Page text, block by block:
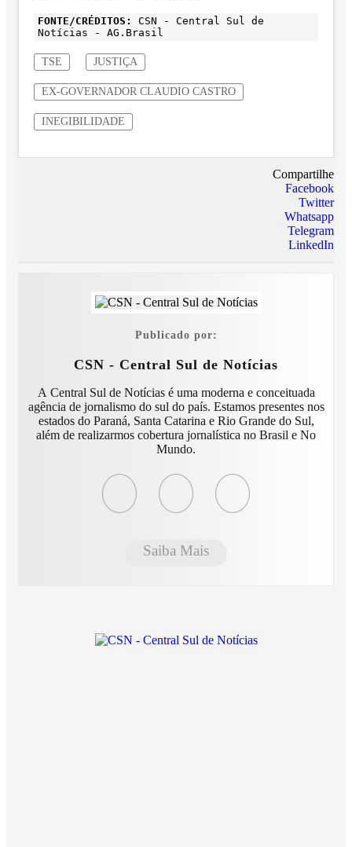
FONTE/CRÉDITOS:
CSN - Central Sul de
Notícias - AG.Brasil
TSE JUSTIÇA
EX-GOVERNADOR CLAUDIO CASTRO
INEGIBILIDADE
Compartilhe
Facebook
Twitter
Whatsapp
Telegram
LinkedIn
Publicado por:
CSN - Central Sul de Notícias
A Central Sul de Notícias é uma moderna e conceituada
agência de jornalismo do sul do país. Estamos presentes nos
estados do Paraná, Santa Catarina e Rio Grande do Sul,
além de realizarmos cobertura jornalística no Brasil e No
Mundo.
Saiba Mais